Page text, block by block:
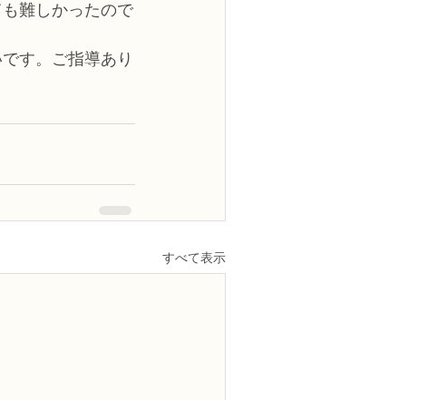
難しかったので
す。ご指導あり
すべて表示